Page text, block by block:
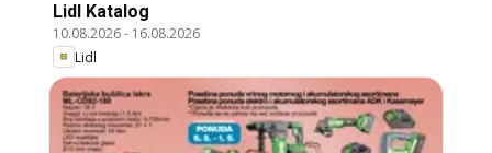
Lidl Katalog
10.08.2026- 16.08.2026
Lidl